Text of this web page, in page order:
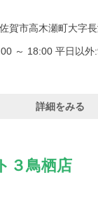
賀市高木瀬町大字
～ 18:00 平日以
詳細をみる
３鳥栖店